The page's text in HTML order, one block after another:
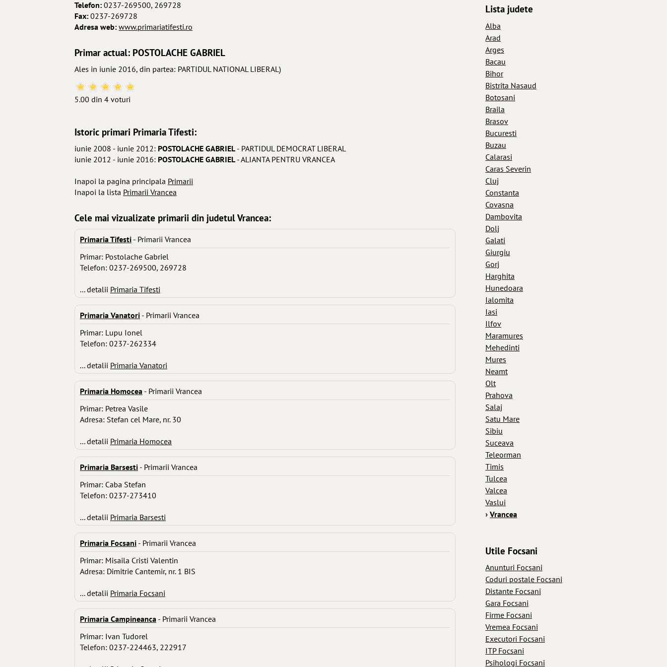
Telefon: 0237-269500, 269728
Fax: 0237-269728
Adresa web: www.primariatifesti.ro
Primar actual: POSTOLACHE GABRIEL
Ales in iunie 2016, din partea: PARTIDUL NATIONAL LIBERAL)
5.00 din 4 voturi
Istoric primari Primaria Tifesti:
iunie 2008 - iunie 2012: POSTOLACHE GABRIEL - PARTIDUL DEMOCRAT LIBERAL
iunie 2012 - iunie 2016: POSTOLACHE GABRIEL - ALIANTA PENTRU VRANCEA
Inapoi la pagina principala Primarii
Inapoi la lista Primarii Vrancea
Cele mai vizualizate primarii din judetul Vrancea:
Primaria Tifesti - Primarii Vrancea
Primar: Postolache Gabriel
Telefon: 0237-269500, 269728
... detalii Primaria Tifesti
Primaria Vanatori - Primarii Vrancea
Primar: Lupu Ionel
Telefon: 0237-262334
... detalii Primaria Vanatori
Primaria Homocea - Primarii Vrancea
Primar: Petrea Vasile
Adresa: Stefan cel Mare, nr. 30
... detalii Primaria Homocea
Primaria Barsesti - Primarii Vrancea
Primar: Caba Stefan
Telefon: 0237-273410
... detalii Primaria Barsesti
Primaria Focsani - Primarii Vrancea
Primar: Misaila Cristi Valentin
Adresa: Dimitrie Cantemir, nr. 1 BIS
... detalii Primaria Focsani
Primaria Campineanca - Primarii Vrancea
Primar: Ivan Tudorel
Telefon: 0237-224463, 222917
Lista judete
Alba
Arad
Arges
Bacau
Bihor
Bistrita Nasaud
Botosani
Braila
Brasov
Bucuresti
Buzau
Calarasi
Caras Severin
Cluj
Constanta
Covasna
Dambovita
Dolj
Galati
Giurgiu
Gorj
Harghita
Hunedoara
Ialomita
Iasi
Ilfov
Maramures
Mehedinti
Mures
Neamt
Olt
Prahova
Salaj
Satu Mare
Sibiu
Suceava
Teleorman
Timis
Tulcea
Valcea
Vaslui
› Vrancea
Utile Focsani
Anunturi Focsani
Coduri postale Focsani
Distante Focsani
Gara Focsani
Firme Focsani
Vremea Focsani
Executori Focsani
ITP Focsani
Psihologi Focsani